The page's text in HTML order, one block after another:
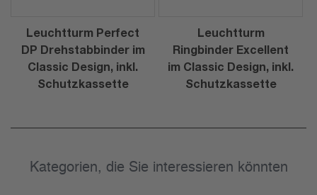
Leuchtturm Perfect
DP Drehstabbinder im
Classic Design, inkl.
Schutzkassette
Leuchtturm
Ringbinder Excellent
im Classic Design, inkl.
Schutzkassette
Kategorien, die Sie interessieren könnten